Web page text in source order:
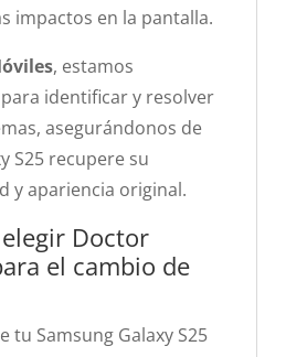
impactos en la pantalla.
, estamos
identificar y resolver
asegurándonos de
S25 recupere su
y apariencia original.
Doctor
el cambio de
tu Samsung Galaxy S25